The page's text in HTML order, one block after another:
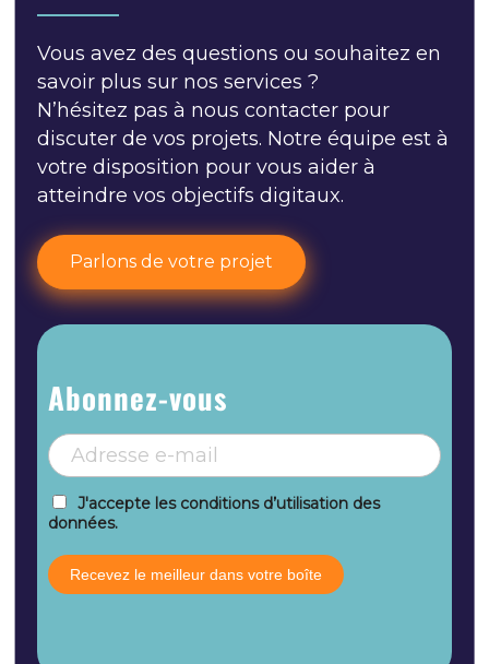
Vous avez des questions ou souhaitez en
savoir plus sur nos services ?
N’hésitez pas à nous contacter pour
discuter de vos projets. Notre équipe est à
votre disposition pour vous aider à
atteindre vos objectifs digitaux.
Parlons de votre projet
Abonnez-vous
J'accepte les conditions d’utilisation des
données.